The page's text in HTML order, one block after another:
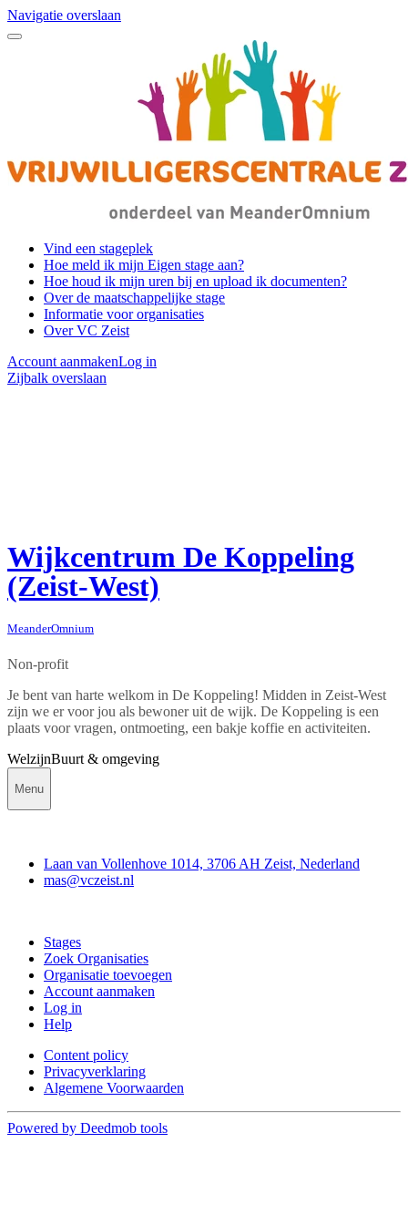
Navigatie overslaan
Vind een stageplek
Hoe meld ik mijn Eigen stage aan?
Hoe houd ik mijn uren bij en upload ik documenten?
Over de maatschappelijke stage
Informatie voor organisaties
Over VC Zeist
Account aanmakenLog in
Zijbalk overslaan
Wijkcentrum De Koppeling
(Zeist-West)
MeanderOmnium
Non-profit
Je bent van harte welkom in De Koppeling! Midden in Zeist-West
zijn we er voor jou als bewoner uit de wijk. De Koppeling is een
plaats voor vragen, ontmoeting, een bakje koffie en activiteiten.
WelzijnBuurt & omgeving
Menu
Laan van Vollenhove 1014, 3706 AH Zeist, Nederland
mas@vczeist.nl
Stages
Zoek Organisaties
Organisatie toevoegen
Account aanmaken
Log in
Help
Content policy
Privacyverklaring
Algemene Voorwaarden
Powered by Deedmob tools